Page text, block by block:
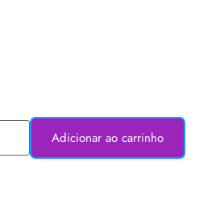
Adicionar ao carrinho